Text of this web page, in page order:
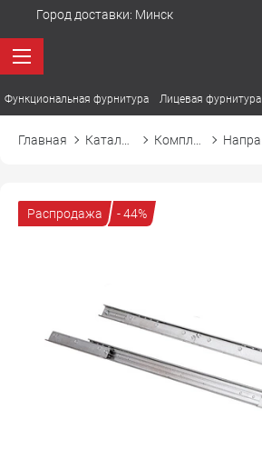
Город доставки: Минск
Функциональная фурнитура Лицевая фурнитура
Главная
Распродажа - 44%